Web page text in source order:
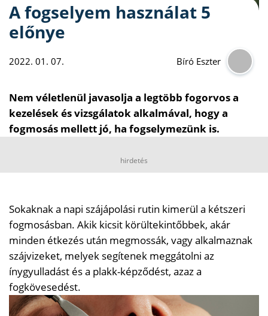
A fogselyem használat 5
előnye
2022. 01. 07. Bíró Eszter
Nem véletlenül javasolja a legtöbb fogorvos a
kezelések és vizsgálatok alkalmával, hogy a
fogmosás mellett jó, ha fogselymezünk is.
hirdetés
Sokaknak a napi szájápolási rutin kimerül a kétszeri
fogmosásban. Akik kicsit körültekintőbbek, akár
minden étkezés után megmossák, vagy alkalmaznak
szájvizeket, melyek segítenek meggátolni az
ínygyulladást és a plakk-képződést, azaz a
fogkövesedést.